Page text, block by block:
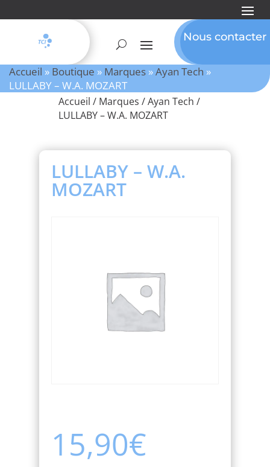
Nous contacter
Accueil » Boutique » Marques »Ayan Tech »
LULLABY – W.A. MOZART
Accueil / Marques /Ayan Tech /
LULLABY – W.A. MOZART
LULLABY – W.A.
MOZART
15,90€